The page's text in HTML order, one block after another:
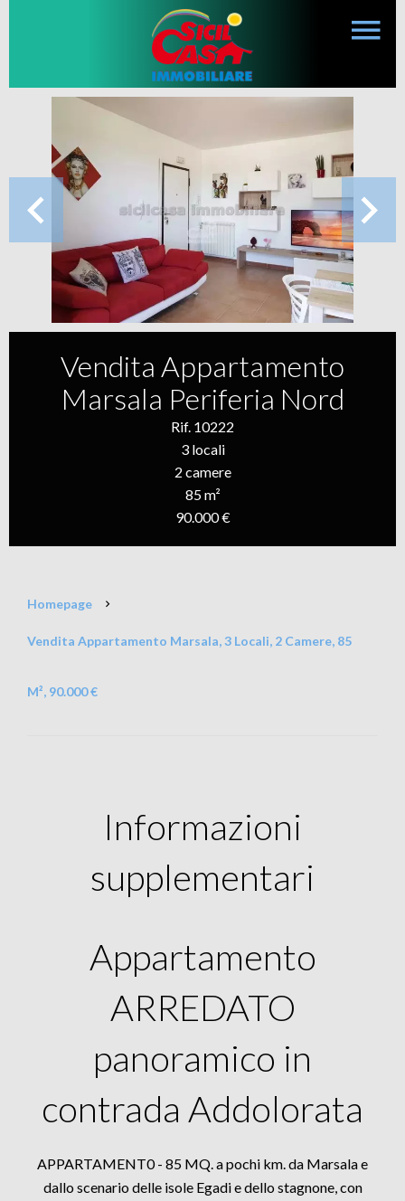
Vendita Appartamento
Marsala Periferia Nord
Rif. 10222
3 locali
2 camere
85 m²
90.000 €
Homepage
Vendita Appartamento Marsala, 3 Locali, 2 Camere, 85
M², 90.000 €
Informazioni
supplementari
Appartamento
ARREDATO
panoramico in
contrada Addolorata
APPARTAMENT0 - 85 MQ. a pochi km. da Marsala e
dallo scenario delle isole Egadi e dello stagnone, con